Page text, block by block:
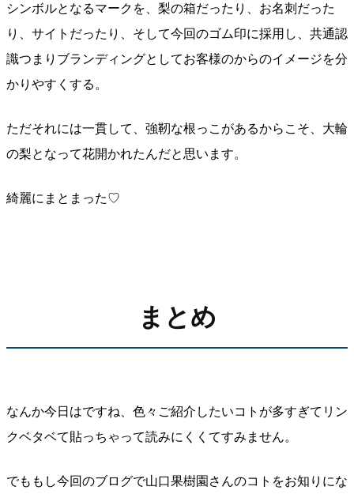
シンボルとなるマークを、梨の箱だったり、お名刺だった
り、サイトだったり、そして今回のゴム印に採用し、共通認
識つまりブランディングとしてお客様のからのイメージを分
かりやすくする。
ただそれには一貫して、強靭な根っこがあるからこそ、大輪
の梨となって花開かれたんだと思います。
綺麗にまとまった♡
まとめ
なんか今日はですね、色々ご紹介したいコトが多すぎてリン
クベタベて貼っちゃって読みにくくてすみません。
でももし今回のブログで山口果樹園さんのコトをお知りにな